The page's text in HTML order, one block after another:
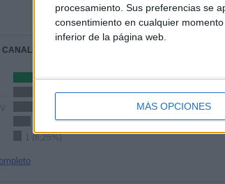
procesamiento. Sus preferencias se
consentimiento en cualquier
inferior de la página web.
MÁS OPCIONES
37,5%
9 (56,25%)
7 (43,75%)
2 (12,5%)
1 (6,25%)